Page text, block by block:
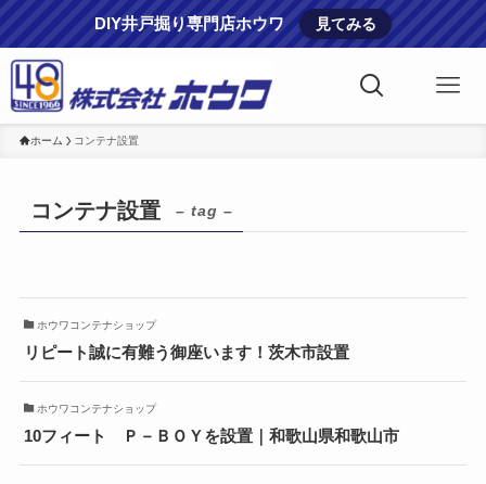
DIY井戸掘り専門店ホウワ 見てみる
ホーム コンテナ設置
コンテナ設置 – tag –
ホウワコンテナショップ
リピート誠に有難う御座います！茨木市設置
ホウワコンテナショップ
10フィート Ｐ－ＢＯＹを設置｜和歌山県和歌山市